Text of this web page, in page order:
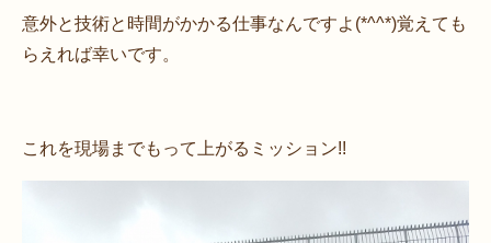
意外と技術と時間がかかる仕事なんですよ(*^^*)覚えても
らえれば幸いです。
これを現場までもって上がるミッション!!